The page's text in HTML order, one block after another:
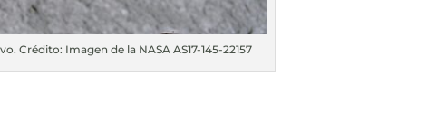
Crédito: Imagen de la NASA AS17-145-22157